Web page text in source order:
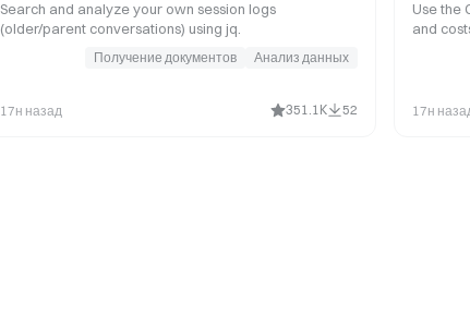
Search and analyze your own session logs
(older/parent conversations) using jq.
Получение документов Анализ данных
17н назад 351.1K 52
Use the
and
per-
17н